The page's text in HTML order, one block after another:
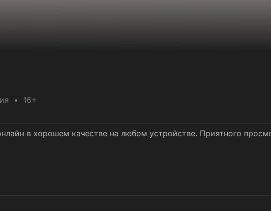
16+
в хорошем качестве на любом устройстве. Приятного